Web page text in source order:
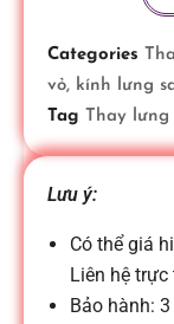
i
ệ
n
t
Categories
vỏ, kính lưng
Tag Thay lưng
Lưu ý:
Có thể giá
Liên hệ
Bảo hành: